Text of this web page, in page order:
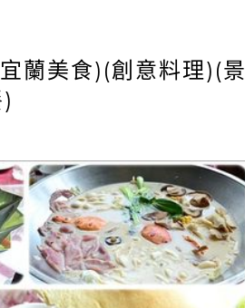
蘭美食)(創意料理)(景